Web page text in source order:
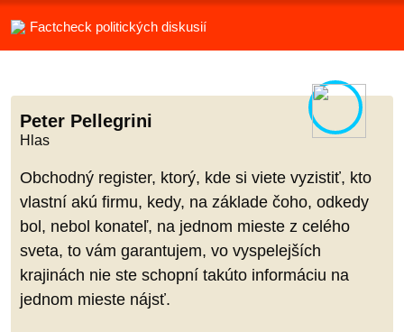
Factcheck politických diskusií
Peter Pellegrini
Hlas
Obchodný register, ktorý, kde si viete vyzistiť, kto
vlastní akú firmu, kedy, na základe čoho, odkedy
bol, nebol konateľ, na jednom mieste z celého
sveta, to vám garantujem, vo vyspelejších
krajinách nie ste schopní takúto informáciu na
jednom mieste nájsť.